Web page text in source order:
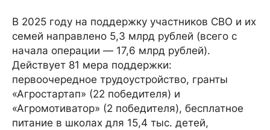
В 2025 году на поддержку участников СВО и их
семей направлено 5,3 млрд рублей (всего с
начала операции — 17,6 млрд рублей).
Действует 81 мера поддержки:
первоочередное трудоустройство, гранты
«Агростартап» (22 победителя) и
«Агромотиватор» (2 победителя), бесплатное
питание в школах для 15,4 тыс. детей,